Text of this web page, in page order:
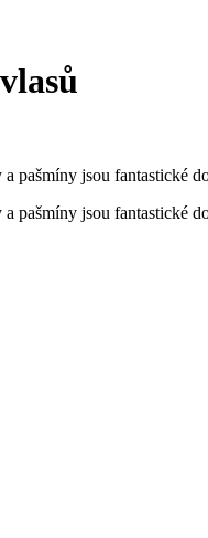
a pašmíny jsou fantastické
a pašmíny jsou fantastické